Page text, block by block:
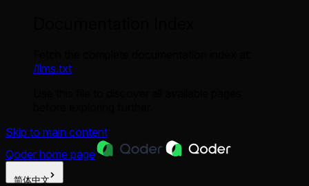
/llms.txt
Skip to main content
Qoder home page
简体中文